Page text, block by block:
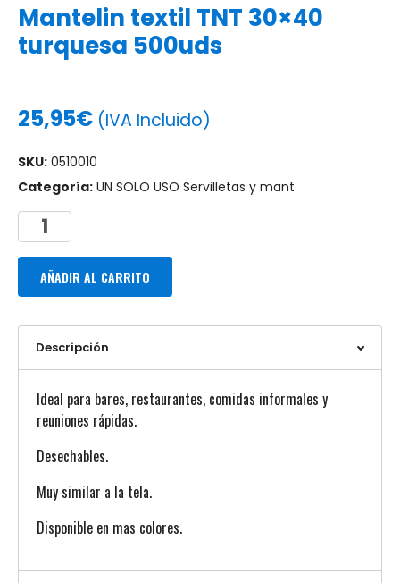
Mantelin textil TNT 30×40
turquesa 500uds
25,95€ (IVA Incluido)
SKU: 0510010
Categoría: UN SOLO USO Servilletas y mant
AÑADIR AL CARRITO
Descripción
Ideal para bares, restaurantes, comidas informales y
reuniones rápidas.
Desechables.
Muy similar a la tela.
Disponible en mas colores.